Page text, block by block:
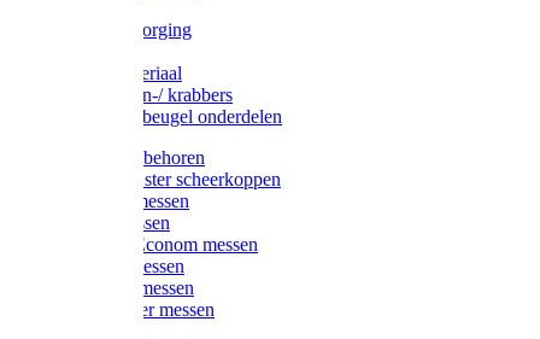
Klauwverzorging
Injectiemateriaal
Hoefmessen-/ krabbers
Hoefbekapbeugel onderdelen
Messen toebehoren
Moser & Oster scheerkoppen
Hauptner messen
Liscop messen
Aesculap/Econom messen
Heiniger messen
Constanta messen
FarmClipper messen